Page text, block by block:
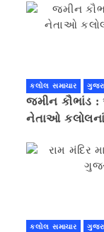
કલોલ સમાચાર
જમીન કૌભાંડ :
નેતાઓ
કલોલ સમાચાર